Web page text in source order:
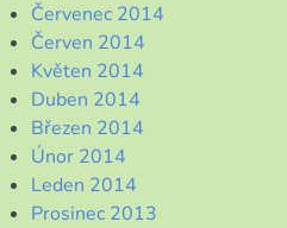
Červenec 2014
Červen 2014
Květen 2014
Duben 2014
Březen 2014
Únor 2014
Leden 2014
Prosinec 2013